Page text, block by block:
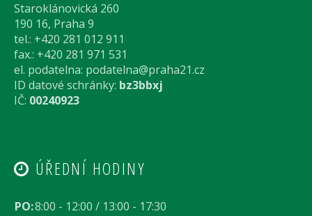
Staroklánovická 260
190 16, Praha 9
tel.: +420 281 012 911
fax.: +420 281 971 531
el. podatelna: podatelna@praha21.cz
ID datové schránky: bz3bbxj
IČ: 00240923
ÚŘEDNÍ HODINY
PO:8:00 - 12:00 / 13:00 - 17:30